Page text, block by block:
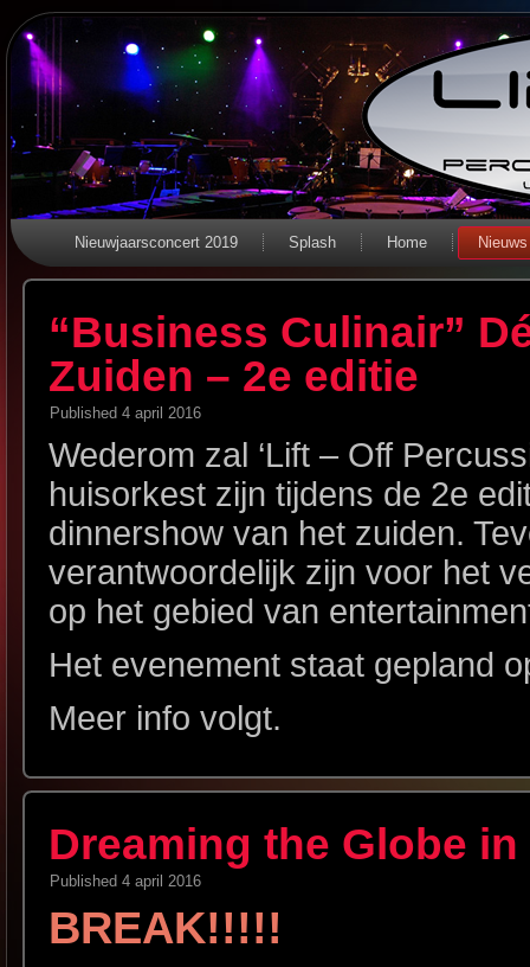
Nieuwjaarsconcert 2019 Splash Home Nieuws
“Business Culinair”
Zuiden – 2e editie
Published 4 april 2016
Wederom zal ‘Lift – Off
huisorkest zijn tijdens de 2e
dinnershow van het zuiden.
verantwoordelijk zijn voor het
op het gebied van
Het evenement staat gepland
Meer info volgt.
Dreaming the Globe in
Published 4 april 2016
BREAK!!!!!